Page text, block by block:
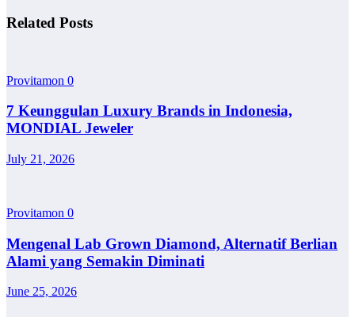
Related Posts
Provitamon 0
7 Keunggulan Luxury Brands in Indonesia,
MONDIAL Jeweler
July 21, 2026
Provitamon 0
Mengenal Lab Grown Diamond, Alternatif Berlian
Alami yang Semakin Diminati
June 25, 2026